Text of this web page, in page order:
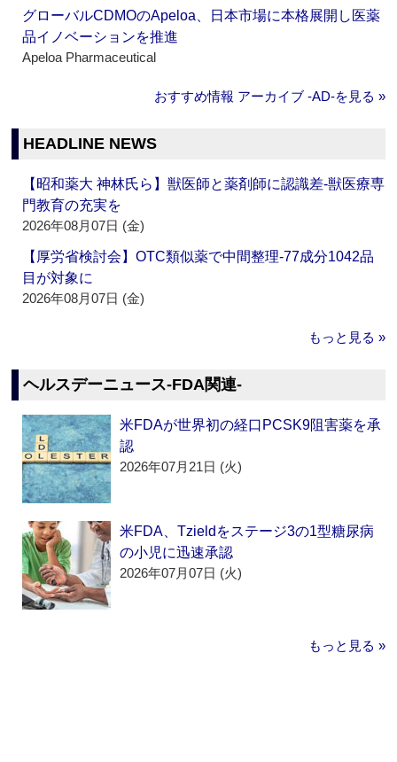
グローバルCDMOのApeloa、日本市場に本格展開し医薬
品イノベーションを推進
Apeloa Pharmaceutical
おすすめ情報 アーカイブ ‐AD‐を見る »
HEADLINE NEWS
【昭和薬大 神林氏ら】獣医師と薬剤師に認識差‐獣医療専
門教育の充実を
2026年08月07日 (金)
【厚労省検討会】OTC類似薬で中間整理‐77成分1042品
目が対象に
2026年08月07日 (金)
もっと見る »
ヘルスデーニュース‐FDA関連‐
米FDAが世界初の経口PCSK9阻害薬を承
認
2026年07月21日 (火)
米FDA、Tzieldをステージ3の1型糖尿病
の小児に迅速承認
2026年07月07日 (火)
もっと見る »